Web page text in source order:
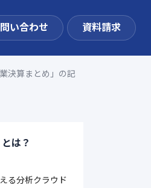
い合わせ 資料請求
決算まとめ」の記
は？
る分析クラウド